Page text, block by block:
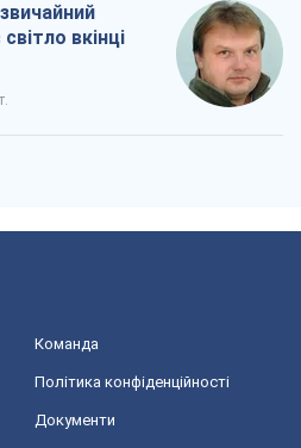
вкінці
Команда
Політика конфіденційності
Документи